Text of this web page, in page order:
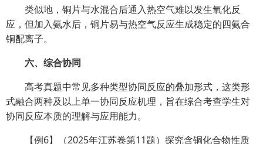
类似地，铜片与水混合后通入热空气难以发生氧化反
应，但加入氨水后，铜片易与热空气反应生成稳定的四氨合
铜配离子。
六、综合协同
高考真题中常见多种类型协同反应的叠加形式，这类形
式融合两种及以上单一协同反应机理，旨在综合考查学生对
协同反应本质的理解与应用能力。
【例6】（2025年江苏卷第11题）探究含铜化合物性质